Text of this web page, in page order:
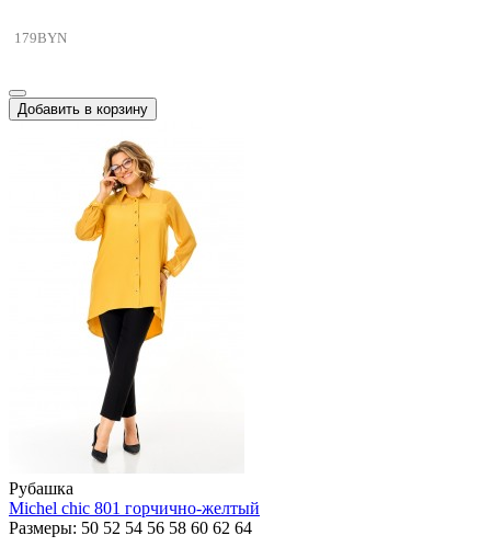
179BYN
Добавить в корзину
Рубашка
Michel chic 801 горчично-желтый
Размеры: 50 52 54 56 58 60 62 64